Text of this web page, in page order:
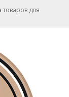
для